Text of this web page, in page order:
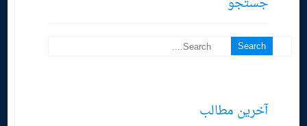
آخرین مطالب